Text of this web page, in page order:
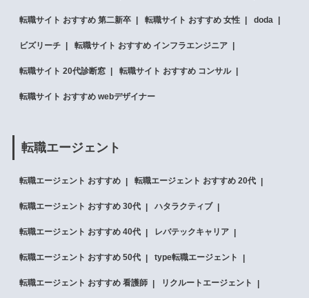
転職サイト おすすめ 第二新卒 転職サイト おすすめ 女性 doda
ビズリーチ 転職サイト おすすめ インフラエンジニア
転職サイト 20代診断窓 転職サイト おすすめ コンサル
転職サイト おすすめ webデザイナー
転職エージェント
転職エージェント おすすめ 転職エージェント おすすめ 20代
転職エージェント おすすめ 30代 ハタラクティブ
転職エージェント おすすめ 40代 レバテックキャリア
転職エージェント おすすめ 50代 type転職エージェント
転職エージェント おすすめ 看護師 リクルートエージェント